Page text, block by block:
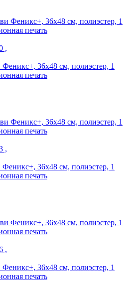
,
36х48 см, полиэстер, 1
печать
,
36х48 см, полиэстер, 1
печать
,
36х48 см, полиэстер, 1
печать